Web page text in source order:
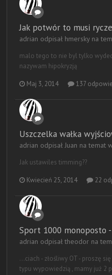
Jak potwór to musi
adrian odpisał hmersky na
malo tego to nie byl tylko
nazywam hipokryzją
Maj 3, 2014 137
Uszczelka wałka
adrian odpisał Juan na temat
Jak ustawiles timming??
Kwiecień 25, 2014 22
Sport 1000 monoposto
adrian odpisał theodor na
...ciach - złośliwy OT - proszę
typu wypowiedzią , mamy już 2